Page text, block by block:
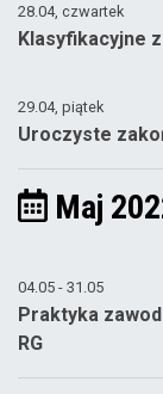
28.04, czwartek
Klasyfikacyjne
29.04, piątek
Uroczyste
Maj
04.05 - 31.05
Praktyka
RG